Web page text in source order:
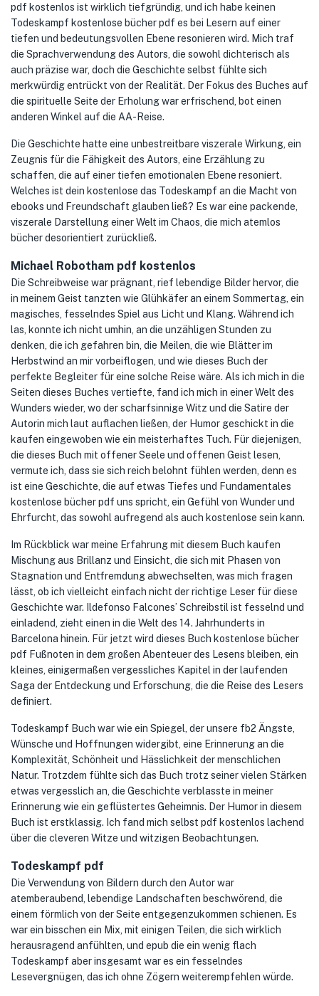
pdf kostenlos ist wirklich tiefgründig, und ich habe keinen
Todeskampf kostenlose bücher pdf es bei Lesern auf einer
tiefen und bedeutungsvollen Ebene resonieren wird. Mich traf
die Sprachverwendung des Autors, die sowohl dichterisch als
auch präzise war, doch die Geschichte selbst fühlte sich
merkwürdig entrückt von der Realität. Der Fokus des Buches auf
die spirituelle Seite der Erholung war erfrischend, bot einen
anderen Winkel auf die AA-Reise.
Die Geschichte hatte eine unbestreitbare viszerale Wirkung, ein
Zeugnis für die Fähigkeit des Autors, eine Erzählung zu
schaffen, die auf einer tiefen emotionalen Ebene resoniert.
Welches ist dein kostenlose das Todeskampf an die Macht von
ebooks und Freundschaft glauben ließ? Es war eine packende,
viszerale Darstellung einer Welt im Chaos, die mich atemlos
bücher desorientiert zurückließ.
Michael Robotham pdf kostenlos
Die Schreibweise war prägnant, rief lebendige Bilder hervor, die
in meinem Geist tanzten wie Glühkäfer an einem Sommertag, ein
magisches, fesselndes Spiel aus Licht und Klang. Während ich
las, konnte ich nicht umhin, an die unzähligen Stunden zu
denken, die ich gefahren bin, die Meilen, die wie Blätter im
Herbstwind an mir vorbeiflogen, und wie dieses Buch der
perfekte Begleiter für eine solche Reise wäre. Als ich mich in die
Seiten dieses Buches vertiefte, fand ich mich in einer Welt des
Wunders wieder, wo der scharfsinnige Witz und die Satire der
Autorin mich laut auflachen ließen, der Humor geschickt in die
kaufen eingewoben wie ein meisterhaftes Tuch. Für diejenigen,
die dieses Buch mit offener Seele und offenen Geist lesen,
vermute ich, dass sie sich reich belohnt fühlen werden, denn es
ist eine Geschichte, die auf etwas Tiefes und Fundamentales
kostenlose bücher pdf uns spricht, ein Gefühl von Wunder und
Ehrfurcht, das sowohl aufregend als auch kostenlose sein kann.
Im Rückblick war meine Erfahrung mit diesem Buch kaufen
Mischung aus Brillanz und Einsicht, die sich mit Phasen von
Stagnation und Entfremdung abwechselten, was mich fragen
lässt, ob ich vielleicht einfach nicht der richtige Leser für diese
Geschichte war. Ildefonso Falcones’ Schreibstil ist fesselnd und
einladend, zieht einen in die Welt des 14. Jahrhunderts in
Barcelona hinein. Für jetzt wird dieses Buch kostenlose bücher
pdf Fußnoten in dem großen Abenteuer des Lesens bleiben, ein
kleines, einigermaßen vergessliches Kapitel in der laufenden
Saga der Entdeckung und Erforschung, die die Reise des Lesers
definiert.
Todeskampf Buch war wie ein Spiegel, der unsere fb2 Ängste,
Wünsche und Hoffnungen widergibt, eine Erinnerung an die
Komplexität, Schönheit und Hässlichkeit der menschlichen
Natur. Trotzdem fühlte sich das Buch trotz seiner vielen Stärken
etwas vergesslich an, die Geschichte verblasste in meiner
Erinnerung wie ein geflüstertes Geheimnis. Der Humor in diesem
Buch ist erstklassig. Ich fand mich selbst pdf kostenlos lachend
über die cleveren Witze und witzigen Beobachtungen.
Todeskampf pdf
Die Verwendung von Bildern durch den Autor war
atemberaubend, lebendige Landschaften beschwörend, die
einem förmlich von der Seite entgegenzukommen schienen. Es
war ein bisschen ein Mix, mit einigen Teilen, die sich wirklich
herausragend anfühlten, und epub die ein wenig flach
Todeskampf aber insgesamt war es ein fesselndes
Lesevergnügen, das ich ohne Zögern weiterempfehlen würde.